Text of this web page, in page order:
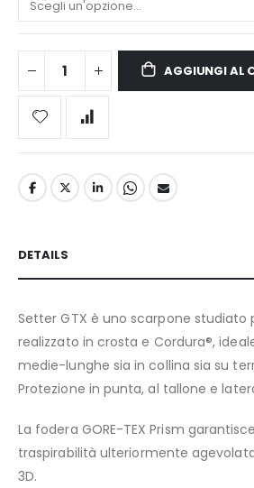
AGGIUNGI AL
DETAILS
Setter GTX è uno scarpone
realizzato in crosta e Cordura®,
medie-lunghe sia in collina sia su
Protezione in punta, al tallone e
La fodera GORE-TEX Prism
traspirabilità ulteriormente
3D.